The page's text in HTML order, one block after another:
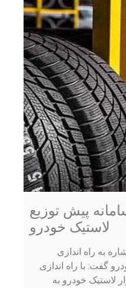
پیش توزیع
لاستیک خودرو
به راه اندازی
گفت: با راه اندازی
لاستیک خودرو به